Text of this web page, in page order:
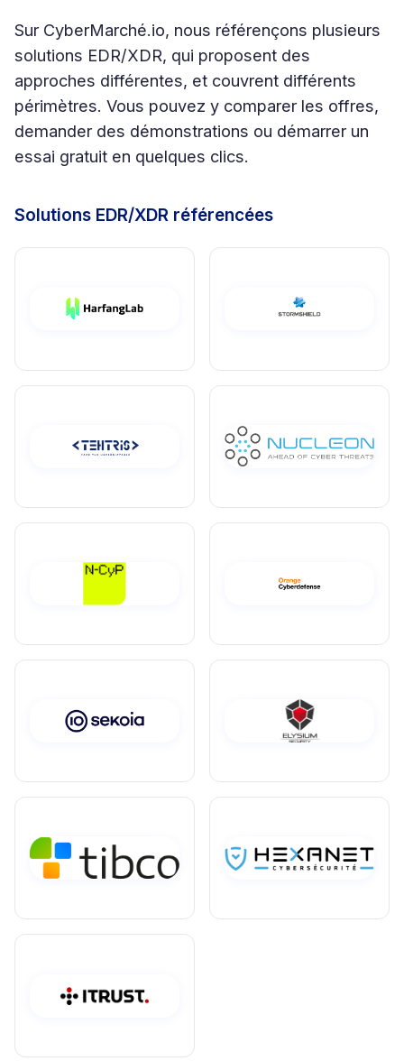
Sur CyberMarché.io, nous référençons plusieurs
solutions EDR/XDR, qui proposent des
approches différentes, et couvrent différents
périmètres. Vous pouvez y comparer les offres,
demander des démonstrations ou démarrer un
essai gratuit en quelques clics.
Solutions EDR/XDR référencées